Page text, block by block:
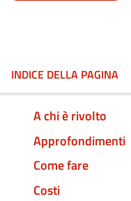
INDICE DELLA PAGINA
A chi è rivolto
Approfondimenti
Come fare
Costi